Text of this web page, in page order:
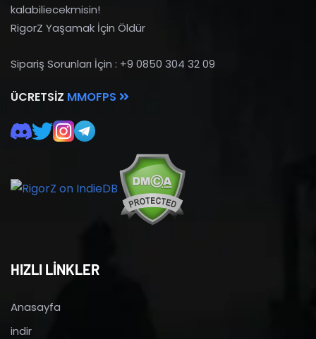
kalabiliecekmisin!
RigorZ Yaşamak İçin Öldür
Sipariş Sorunları İçin : +9 0850 304 32 09
ÜCRETSIZ MMOFPS
HIZLI LİNKLER
Anasayfa
indir